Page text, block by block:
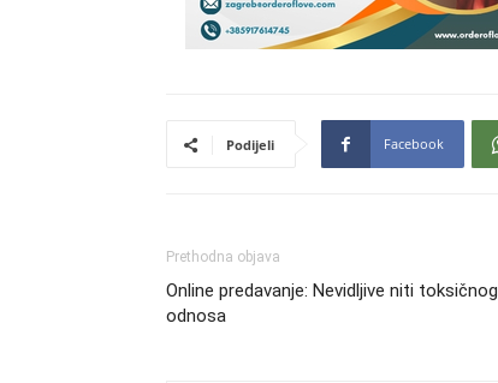
Podijeli Facebook
Prethodna objava
Online predavanje: Nevidljive niti toksičnog
odnosa